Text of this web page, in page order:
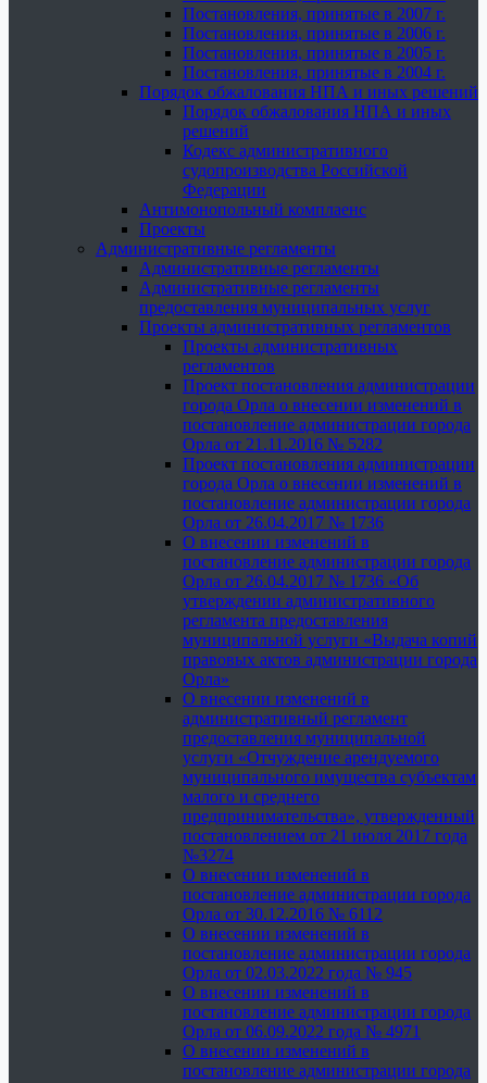
Постановления, принятые в 2007 г.
Постановления, принятые в 2006 г.
Постановления, принятые в 2005 г.
Постановления, принятые в 2004 г.
Порядок обжалования НПА и иных решений
Порядок обжалования НПА и иных
решений
Кодекс административного
судопроизводства Российской
Федерации
Антимонопольный комплаенс
Проекты
Административные регламенты
Административные регламенты
Административные регламенты
предоставления муниципальных услуг
Проекты административных регламентов
Проекты административных
регламентов
Проект постановления администрации
города Орла о внесении изменений в
постановление администрации города
Орла от 21.11.2016 № 5282
Проект постановления администрации
города Орла о внесении изменений в
постановление администрации города
Орла от 26.04.2017 № 1736
О внесении изменений в
постановление администрации города
Орла от 26.04.2017 № 1736 «Об
утверждении административного
регламента предоставления
муниципальной услуги «Выдача копий
правовых актов администрации города
Орла»
О внесении изменений в
административный регламент
предоставления муниципальной
услуги «Отчуждение арендуемого
муниципального имущества субъектам
малого и среднего
предпринимательства», утвержденный
постановлением от 21 июля 2017 года
№3274
О внесении изменений в
постановление администрации города
Орла от 30.12.2016 № 6112
О внесении изменений в
постановление администрации города
Орла от 02.03.2022 года № 945
О внесении изменений в
постановление администрации города
Орла от 06.09.2022 года № 4971
О внесении изменений в
постановление администрации города